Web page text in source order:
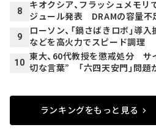
8
キオクシア、フラッシュメモ
ジュール発表 DRAMの容量不
9
ローソン、「鍋さばきロボ」導
などを高火力でスピード調理
10
東大、60代教授を懲戒処分 サ
切な言葉” 「六四天安門」問題
ランキングをもっと見る